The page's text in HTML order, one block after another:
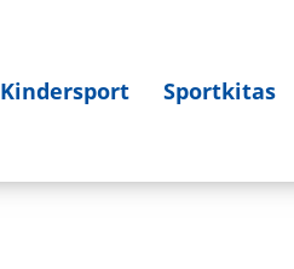
Kindersport Sportkitas